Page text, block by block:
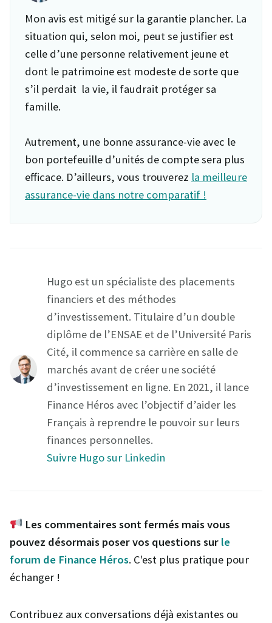
Mon avis est mitigé sur la garantie plancher. La
situation qui, selon moi, peut se justifier est
celle d’une personne relativement jeune et
dont le patrimoine est modeste de sorte que
s’il perdait la vie, il faudrait protéger sa
famille.
Autrement, une bonne assurance-vie avec le
bon portefeuille d’unités de compte sera plus
efficace. D’ailleurs, vous trouverez la meilleure
assurance-vie dans notre comparatif !
Hugo est un spécialiste des placements
financiers et des méthodes
d’investissement. Titulaire d’un double
diplôme de l’ENSAE et de l’Université Paris
Cité, il commence sa carrière en salle de
marchés avant de créer une société
d’investissement en ligne. En 2021, il lance
Finance Héros avec l’objectif d’aider les
Français à reprendre le pouvoir sur leurs
finances personnelles.
Suivre Hugo sur Linkedin
Les commentaires sont fermés mais vous
pouvez désormais poser vos questions sur le
forum de Finance Héros. C'est plus pratique pour
échanger !
Contribuez aux conversations déjà existantes ou